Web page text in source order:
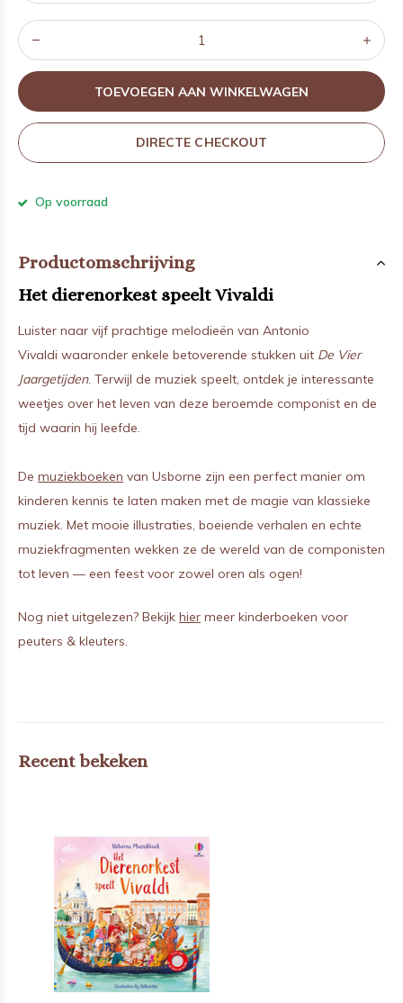
TOEVOEGEN AAN WINKELWAGEN
DIRECTE CHECKOUT
Op voorraad
Productomschrijving
Het dierenorkest speelt Vivaldi
Luister naar vijf prachtige melodieën van Antonio
Vivaldi waaronder enkele betoverende stukken uit De Vier
Jaargetijden. Terwijl de muziek speelt, ontdek je interessante
weetjes over het leven van deze beroemde componist en de
tijd waarin hij leefde.
De muziekboeken van Usborne zijn een perfect manier om
kinderen kennis te laten maken met de magie van klassieke
muziek. Met mooie illustraties, boeiende verhalen en echte
muziekfragmenten wekken ze de wereld van de componisten
tot leven — een feest voor zowel oren als ogen!
Nog niet uitgelezen? Bekijk hier meer kinderboeken voor
peuters & kleuters.
Recent bekeken